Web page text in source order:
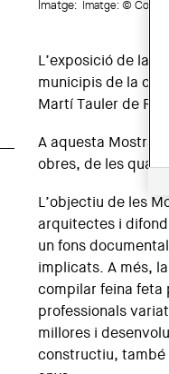
Imatge: Imatge: ©
L’exposició de la
municipis de la
Martí Tauler de
A aquesta Mostra,
obres, de les
L’objectiu de les
arquitectes i
un fons
implicats. A més,
compilar feina
professionals
millores i
constructiu, també